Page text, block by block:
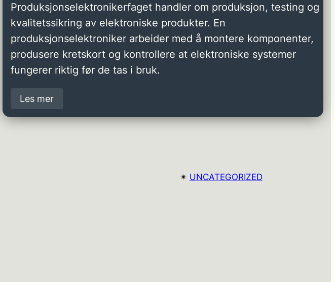
Produksjonselektronikerfaget handler om produksjon, testing og
kvalitetssikring av elektroniske produkter. En
produksjonselektroniker arbeider med å montere komponenter,
produsere kretskort og kontrollere at elektroniske systemer
fungerer riktig før de tas i bruk.
Les mer
✴︎ UNCATEGORIZED